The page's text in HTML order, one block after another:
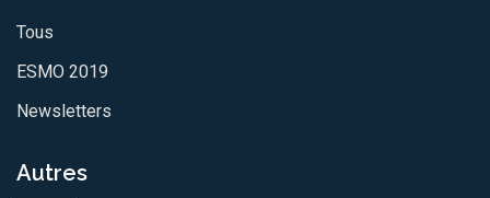
Tous
ESMO 2019
Newsletters
Autres